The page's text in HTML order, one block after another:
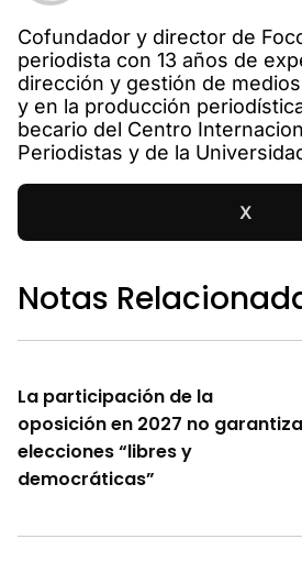
Cofundador y director de
periodista con 13 años de
dirección y gestión de
y en la producción
becario del Centro
Periodistas y de la
X
Notas
La participación de la
oposición en 2027 no garantiza
elecciones “libres y
democráticas”